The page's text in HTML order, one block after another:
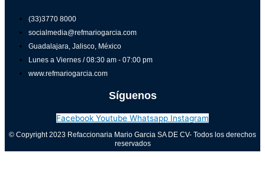
(33)3770 8000
socialmedia@refmariogarcia.com
Guadalajara, Jalisco, México
Lunes a Viernes / 08:30 am - 07:00 pm
www.refmariogarcia.com
Síguenos
Facebook Youtube Whatsapp Instagram
© Copyright 2023 Refaccionaria Mario Garcia SA DE CV- Todos los derechos
reservados